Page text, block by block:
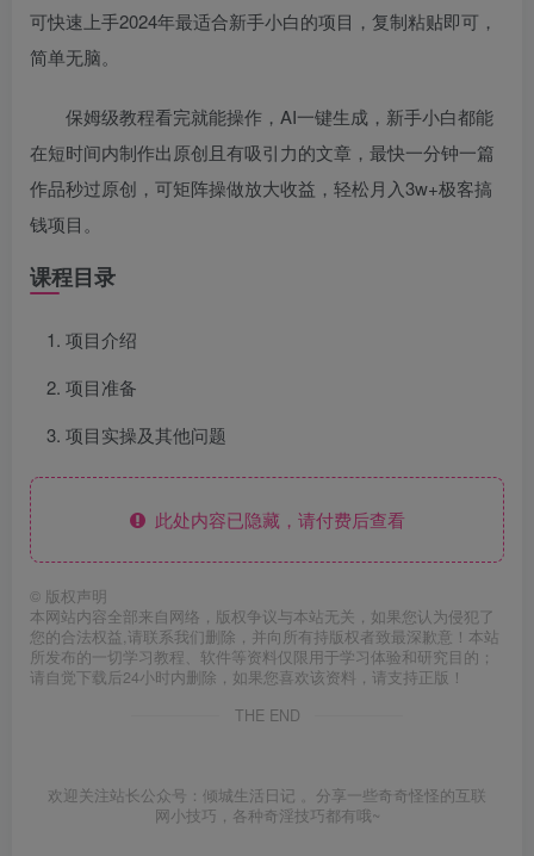
可快速上手2024年最适合新手小白的项目，复制粘贴即可，
简单无脑。
保姆级教程看完就能操作，AI一键生成，新手小白都能
在短时间内制作出原创且有吸引力的文章，最快一分钟一篇
作品秒过原创，可矩阵操做放大收益，轻松月入3w+极客搞
钱项目。
课程目录
项目介绍
项目准备
项目实操及其他问题
此处内容已隐藏，请付费后查看
© 版权声明
本网站内容全部来自网络，版权争议与本站无关，如果您认为侵犯了
您的合法权益,请联系我们删除，并向所有持版权者致最深歉意！本站
所发布的一切学习教程、软件等资料仅限用于学习体验和研究目的；
请自觉下载后24小时内删除，如果您喜欢该资料，请支持正版！
THE END
欢迎关注站长公众号：倾城生活日记 。分享一些奇奇怪怪的互联
网小技巧，各种奇淫技巧都有哦~